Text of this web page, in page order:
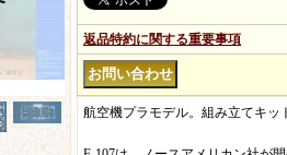
返品特約に関する重要事項
航空機プラモデル。組み立てキッ